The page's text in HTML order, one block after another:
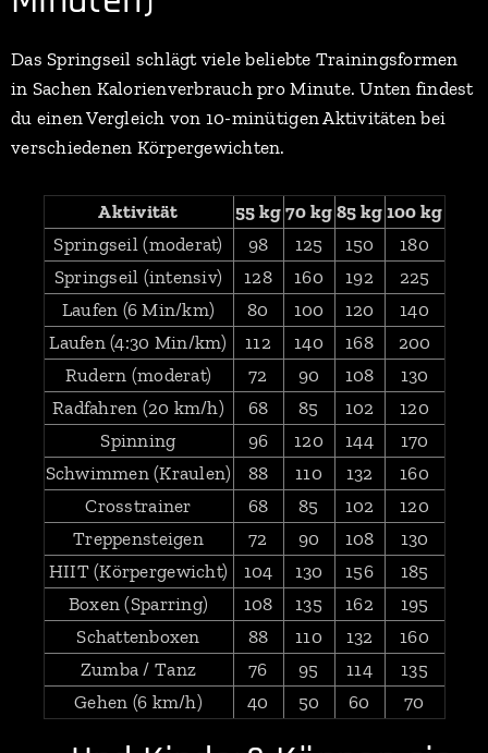
Das Springseil schlägt viele beliebte Trainingsformen
in Sachen Kalorienverbrauch pro Minute. Unten findest
du einen Vergleich von 10-minütigen Aktivitäten bei
verschiedenen Körpergewichten.
Aktivität 55 kg 70 kg 85 kg 100 kg
Springseil (moderat)
98 125 150
180
Springseil (intensiv)
128 160 192
225
Laufen (6 Min/km)
80 100 120
140
Laufen (4:30 Min/km)
112 140 168
200
Rudern (moderat)
72 90 108
130
Radfahren (20 km/h)
68 85 102
120
Spinning
96 120 144
170
Schwimmen (Kraulen)
88 110 132
160
Crosstrainer
68 85 102
120
Treppensteigen
72 90 108
130
HIIT (Körpergewicht)
104 130 156
185
Boxen (Sparring)
108 135 162
195
Schattenboxen
88 110 132
160
Zumba / Tanz
76 95 114
135
Gehen (6 km/h)
40 50 60 70